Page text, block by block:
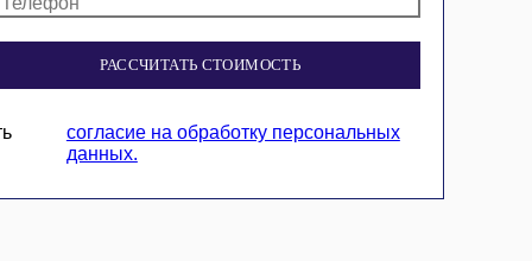
РАССЧИТАТЬ СТОИМОСТЬ
согласие на обработку персональных
данных.